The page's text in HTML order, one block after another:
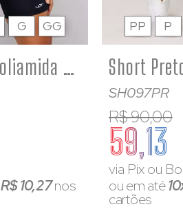
Macaquinho Poliamida Preto Fitness Feminino Academia de Alcinha
R$ 10,27nos
G GG
SH097PR
R$ 90,00
59,13
via Pix ou
ou em até
cartões
PP P